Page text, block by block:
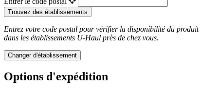
Trouvez des établissements
Entrez votre code postal pour vérifier la disponibilité du produit
dans les établissements U-Haul près de chez vous.
Changer d'établissement
Options d'expédition